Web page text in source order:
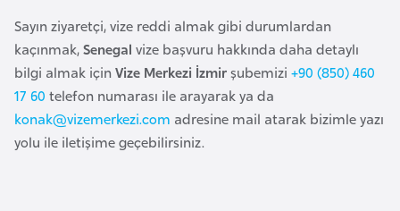
Sayın ziyaretçi, vize reddi almak gibi durumlardan
kaçınmak,Senegal vize başvuru hakkında daha detaylı
bilgi almak içinVize Merkezi İzmirşubemizi +90 (850) 460
17 60 telefon numarası ile arayarak ya da
konak@vizemerkezi.com adresine mail atarak bizimle yazı
yolu ile iletişime geçebilirsiniz.
a
r
i
s
t
a